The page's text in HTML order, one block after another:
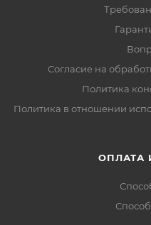
Согласие на
Политика
Политика в отношении
ОПЛАТА